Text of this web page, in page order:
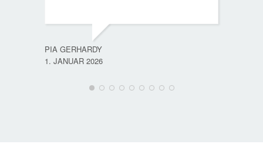
PIA GERHARDY
1. JANUAR 2026